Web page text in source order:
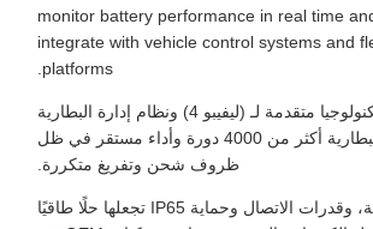
monitor battery performance in real time
integrate with vehicle control systems and
platforms.
تم بناؤه بتكنولوجيا متقدمة لـ (ليفيبو 4) ونظام إدارة البطارية
الذكيتوفر البطارية أكثر من 4000 دورة وأداء مستقر في ظل
ظروف شحن وتفريغ متكررة.
أبعاده المدمجة، وقدرات الاتصال وحماية IP65 تجعلها حلًا طاقيًا